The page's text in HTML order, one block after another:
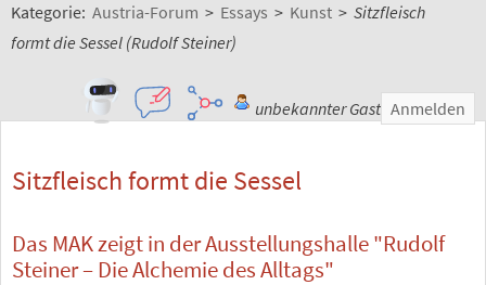
Kategorie: Austria-Forum > Essays > Kunst > Sitzfleisch
formt die Sessel (Rudolf Steiner)
unbekannter Gast Anmelden
Sitzfleisch formt die Sessel
Das MAK zeigt in der Ausstellungshalle "Rudolf
Steiner – Die Alchemie des Alltags"